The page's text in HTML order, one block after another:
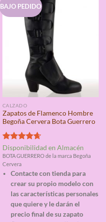
BAJO PEDIDO
CALZADO
Zapatos de Flamenco Hombre
Begoña Cervera Bota Guerrero
Valorado
con4.67
de 5
Disponibilidad en Almacén
BOTA GUERRERO de la marca Begoña
Cervera
Contacte con tienda para
crear su propio modelo con
las características personales
que quiere y le darán el
precio final de su zapato